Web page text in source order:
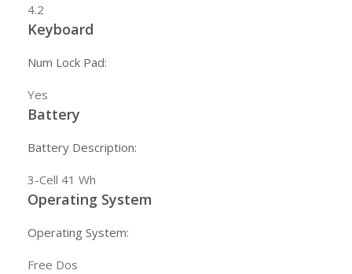
4.2
Keyboard
Num Lock Pad:
Yes
Battery
Battery Description:
3-Cell 41 Wh
Operating System
Operating System:
Free Dos